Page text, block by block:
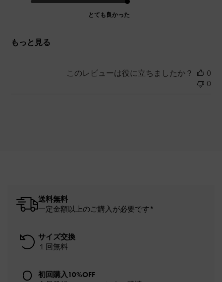
とても良かった
もっと見る
このレビューは役に立ちましたか？
0
0
送料無料
一定金額以上のご購入が必要です*
サイズ交換
１回無料
初回購入10%OFF